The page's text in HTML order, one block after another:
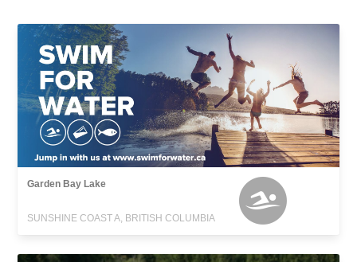
Garden Bay Lake
SUNSHINE COAST A, BRITISH COLUMBIA